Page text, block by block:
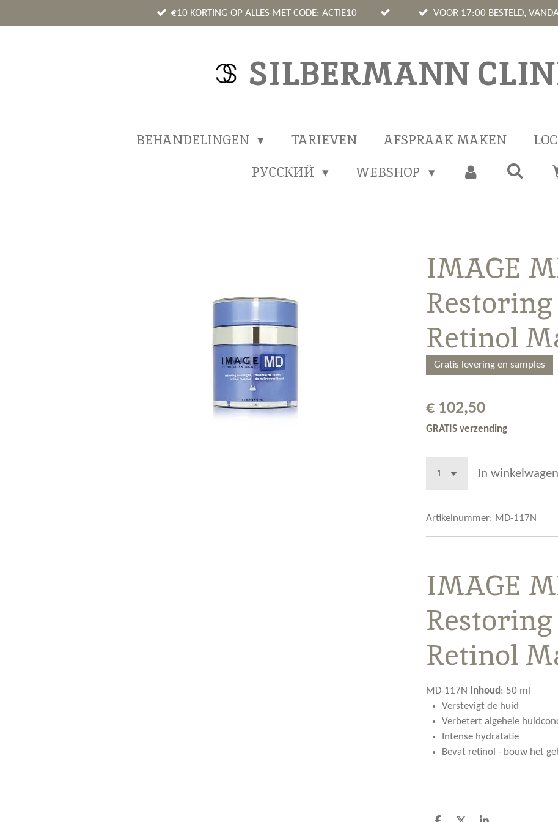
direct
€10 KORTING OP ALLES MET CODE: ACTIE10 VOOR 17:00 BESTELD,
SILBERMANN
BEHANDELINGEN TARIEVEN AFSPRAAK MAKEN
РУССКИЙ
WEBSHOP
IMAGE
Retinol
Gratis levering en samples
€ 102,50
GRATIS verzending
In winkelwagen
Artikelnummer: MD-117N
IMAGE
Retinol
MD-117N Inhoud: 50 ml
Verstevigt de huid
Verbetert algehele
Intense hydratatie
Bevat retinol - bouw het